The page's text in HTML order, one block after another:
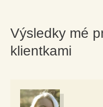
Výsledky mé
klientkami